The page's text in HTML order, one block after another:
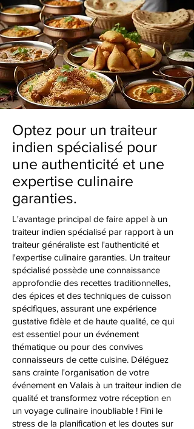
Optez pour un traiteur
indien spécialisé pour
une authenticité et une
expertise culinaire
garanties.
L'avantage principal de faire appel à un
traiteur indien spécialisé par rapport à un
traiteur généraliste est l'authenticité et
l'expertise culinaire garanties. Un traiteur
spécialisé possède une connaissance
approfondie des recettes traditionnelles,
des épices et des techniques de cuisson
spécifiques, assurant une expérience
gustative fidèle et de haute qualité, ce qui
est essentiel pour un événement
thématique ou pour des convives
connaisseurs de cette cuisine. Déléguez
sans crainte l'organisation de votre
événement en Valais à un traiteur indien de
qualité et transformez votre réception en
un voyage culinaire inoubliable ! Fini le
stress de la planification et les doutes sur